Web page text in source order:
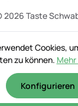
2026 Taste
Cookies,
zu können.
Konfigurieren